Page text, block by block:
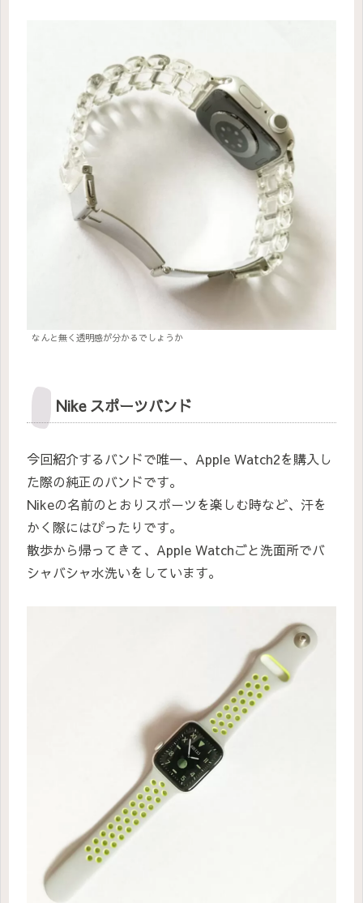
なんと無く透明感が分かるでしょうか
Nike スポーツバンド
今回紹介するバンドで唯一、Apple Watch2を購入し
た際の純正のバンドです。
Nikeの名前のとおりスポーツを楽しむ時など、汗を
かく際にはぴったりです。
散歩から帰ってきて、Apple Watchごと洗面所でバ
シャバシャ水洗いをしています。